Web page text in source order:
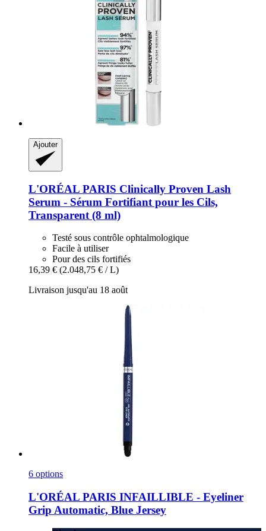
Ajouter
L'ORÉAL PARIS Clinically Proven Lash
Serum -​ Sérum Fortifiant pour les Cils,
Transparent (8 ml)
Testé sous contrôle ophtalmologique
Facile à utiliser
Pour des cils fortifiés
16,39 € (2.048,75 € / L)
Livraison jusqu'au 18 août
6 options
L'ORÉAL PARIS INFAILLIBLE -​ Eyeliner
Grip Automatic, Blue Jersey